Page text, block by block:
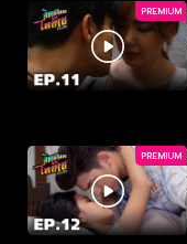
PREMIUM
PREMIUM